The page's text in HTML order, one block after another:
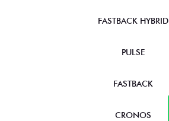
FASTBACK HYBRID
PULSE
FASTBACK
CRONOS